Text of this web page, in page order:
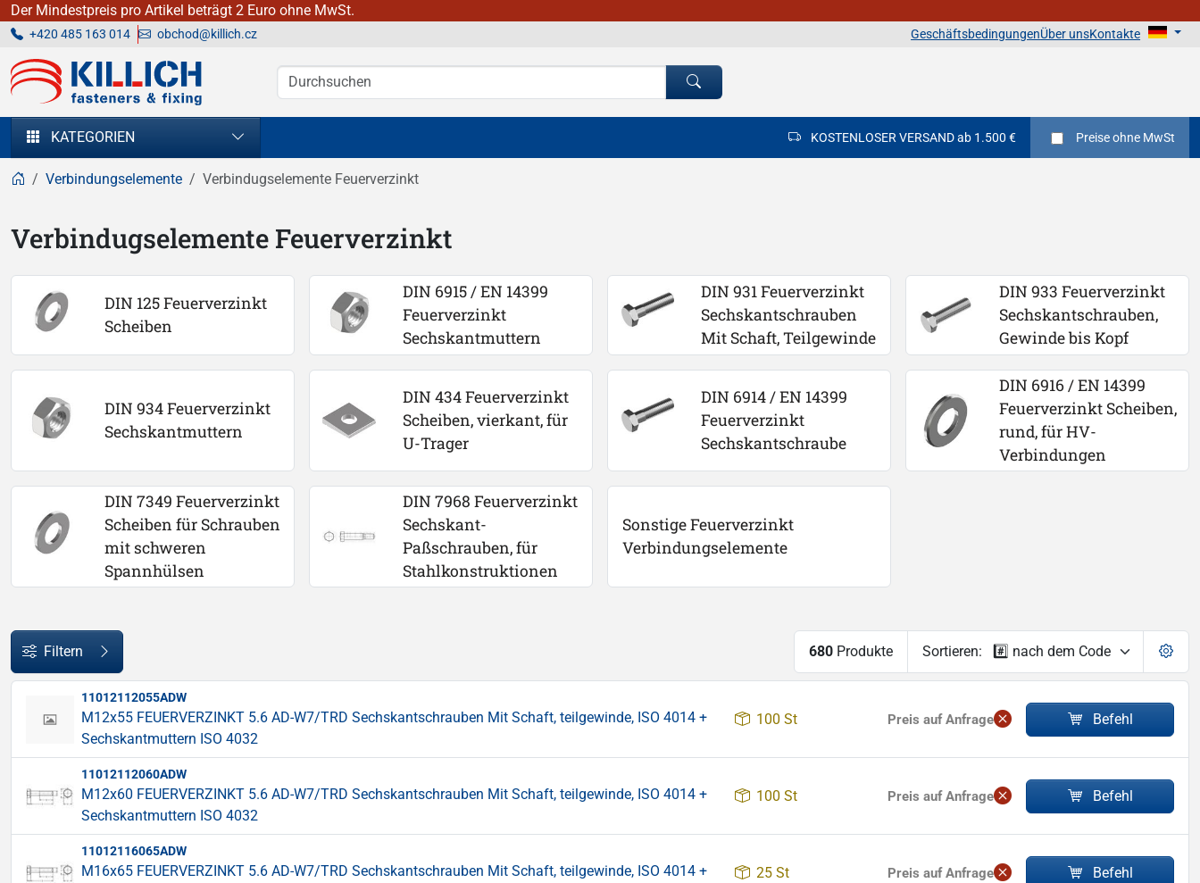
Der Mindestpreis pro Artikel beträgt 2 Euro ohne MwSt.
+420 485 163 014 obchod@killich.cz GeschäftsbedingungenÜber unsKontakte
KILLICH - Verbindungselemente
KATEGORIEN KOSTENLOSER VERSAND ab 1.500 € Preiseohne MwSt
Verbindungselemente Verbindugselemente Feuerverzinkt
Verbindugselemente Feuerverzinkt
DIN 125 Feuerverzinkt
Scheiben
DIN 6915 / EN 14399
Feuerverzinkt
Sechskantmuttern
DIN 931 Feuerverzinkt
Sechskantschrauben
Mit Schaft, Teilgewinde
DIN 933 Feuerverzinkt
Sechskantschrauben,
Gewinde bis Kopf
DIN 934 Feuerverzinkt
Sechskantmuttern
DIN 434 Feuerverzinkt
Scheiben, vierkant, für
U-Trager
DIN 6914 / EN 14399
Feuerverzinkt
Sechskantschraube
DIN 6916 / EN 14399
Feuerverzinkt Scheiben,
rund, für HV-
Verbindungen
DIN 7349 Feuerverzinkt
Scheiben für Schrauben
mit schweren
Spannhülsen
DIN 7968 Feuerverzinkt
Sechskant-
Paßschrauben, für
Stahlkonstruktionen
Sonstige Feuerverzinkt
Verbindungselemente
Filtern 680 Produkte Sortieren:
11012112055ADW
M12x55 FEUERVERZINKT 5.6 AD-W7/TRD Sechskantschrauben Mit Schaft, teilgewinde, ISO 4014 +
Sechskantmuttern ISO 4032
100 St Preis auf Anfrage Befehl
11012112060ADW
M12x60 FEUERVERZINKT 5.6 AD-W7/TRD Sechskantschrauben Mit Schaft, teilgewinde, ISO 4014 +
Sechskantmuttern ISO 4032
100 St Preis auf Anfrage Befehl
11012116065ADW
M16x65 FEUERVERZINKT 5.6 AD-W7/TRD Sechskantschrauben Mit Schaft, teilgewinde, ISO 4014 +
25 St Preis auf Anfrage Befehl